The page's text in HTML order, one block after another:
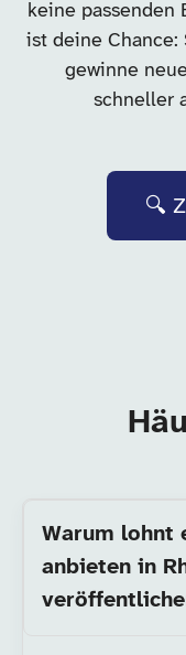
keine passenden
ist deine
gewinne
schneller
🔍
Warum lohnt
anbieten in